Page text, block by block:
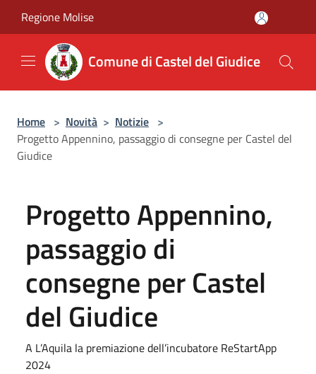
Regione Molise
Comune di Castel del Giudice
Home > Novità > Notizie >
Progetto Appennino, passaggio di consegne per Castel del
Giudice
Progetto Appennino,
passaggio di
consegne per Castel
del Giudice
A L’Aquila la premiazione dell’incubatore ReStartApp
2024